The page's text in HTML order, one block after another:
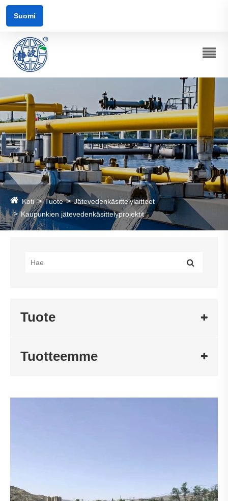
Suomi
Koti Tuote
Jätevedenkäsittelylaitteet
Kaupunkien jätevedenkäsittelyprojektit
Tuote
Tuotteemme